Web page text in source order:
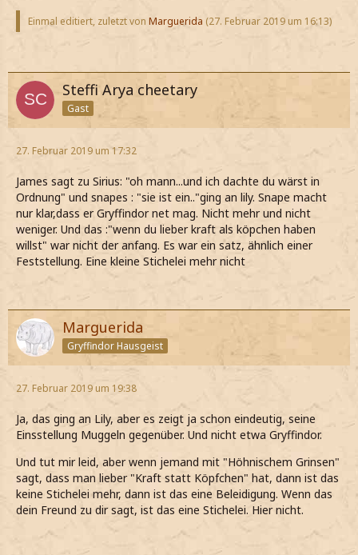
Einmal editiert, zuletzt von Marguerida (27. Februar 2019 um 16:13)
Steffi Arya cheetary
Gast
27. Februar 2019 um 17:32
James sagt zu Sirius: "oh mann...und ich dachte du wärst in
Ordnung" und snapes : "sie ist ein.."ging an lily. Snape macht
nur klar,dass er Gryffindor net mag. Nicht mehr und nicht
weniger. Und das :"wenn du lieber kraft als köpchen haben
willst" war nicht der anfang. Es war ein satz, ähnlich einer
Feststellung. Eine kleine Stichelei mehr nicht
Marguerida
Gryffindor Hausgeist
27. Februar 2019 um 19:38
Ja, das ging an Lily, aber es zeigt ja schon eindeutig, seine
Einsstellung Muggeln gegenüber. Und nicht etwa Gryffindor.
Und tut mir leid, aber wenn jemand mit "Höhnischem Grinsen"
sagt, dass man lieber "Kraft statt Köpfchen" hat, dann ist das
keine Stichelei mehr, dann ist das eine Beleidigung. Wenn das
dein Freund zu dir sagt, ist das eine Stichelei. Hier nicht.